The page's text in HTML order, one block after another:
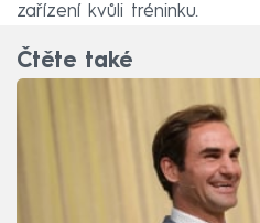
zařízení kvůli tréninku.
Čtěte také